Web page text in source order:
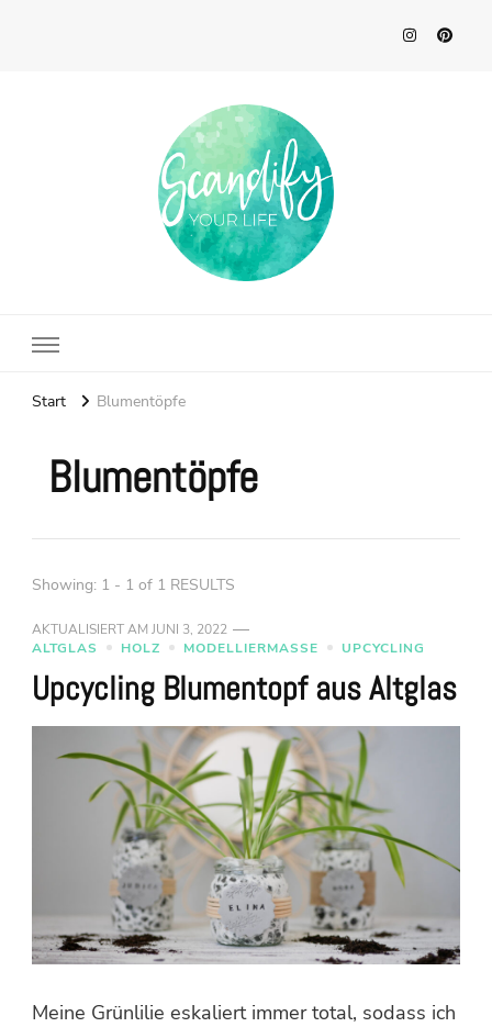
Start Blumentöpfe
Blumentöpfe
Showing: 1 - 1 of 1 RESULTS
AKTUALISIERT AM JUNI 3, 2022
ALTGLAS
HOLZ MODELLIERMASSE UPCYCLING
Upcycling Blumentopf aus Altglas
Meine Grünlilie eskaliert immer total, sodass ich